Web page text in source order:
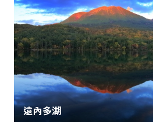
遠內多湖